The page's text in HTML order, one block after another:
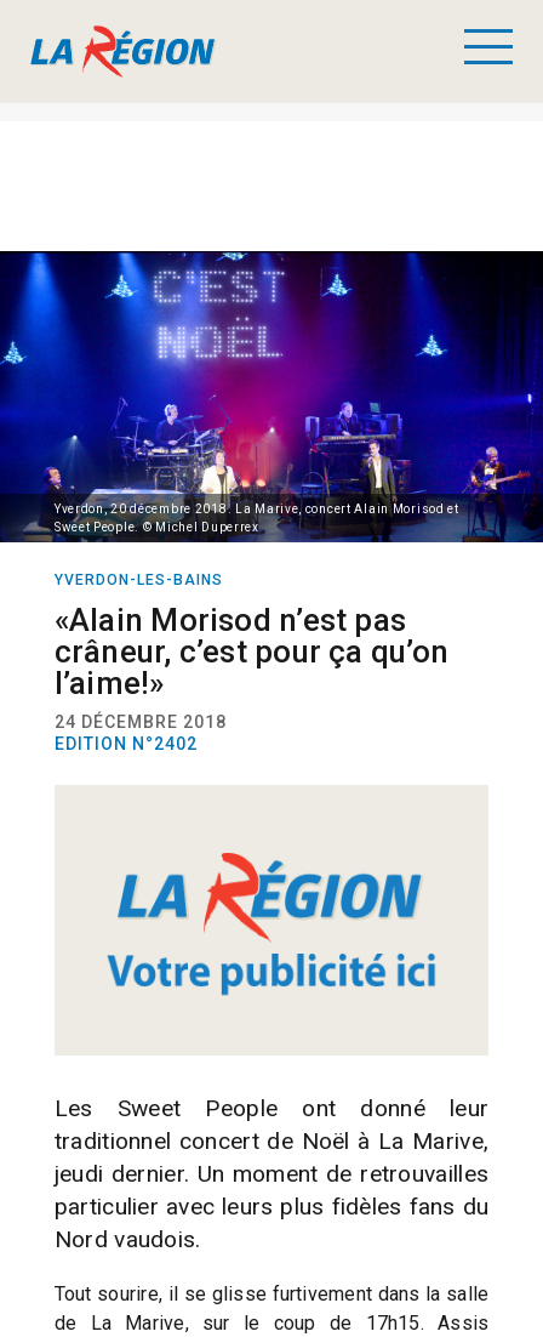
Yverdon, 20 décembre 2018. La Marive, concert Alain Morisod et
Sweet People. © Michel Duperrex
YVERDON-LES-BAINS
«Alain Morisod n’est pas
crâneur, c’est pour ça qu’on
l’aime!»
24 DÉCEMBRE 2018
EDITION N°2402
Les Sweet People ont donné leur
traditionnel concert de Noël à La Marive,
jeudi dernier. Un moment de retrouvailles
particulier avec leurs plus fidèles fans du
Nord vaudois.
Tout sourire, il se glisse furtivement dans la salle
de La Marive, sur le coup de 17h15. Assis